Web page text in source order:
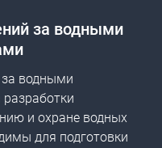
за водными
водными
и охране водных
для подготовки